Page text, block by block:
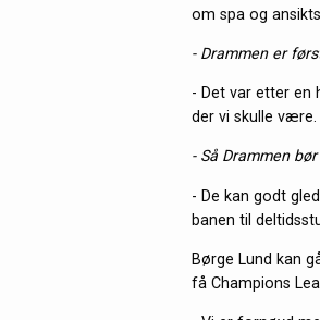
om spa og
- Drammen er
- Det var etter en
der vi skulle være.
- Så Drammen
- De kan godt
banen til
Børge Lund kan
få Champions